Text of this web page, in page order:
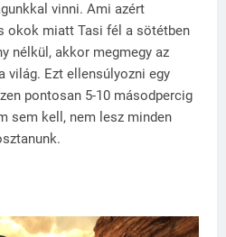
vinni. Ami azért
okok miatt Tasi fél a sötétben
nélkül, akkor megmegy az
világ. Ezt ellensúlyozni egy
pontosan 5-10 másodpercig
sem kell, nem lesz minden